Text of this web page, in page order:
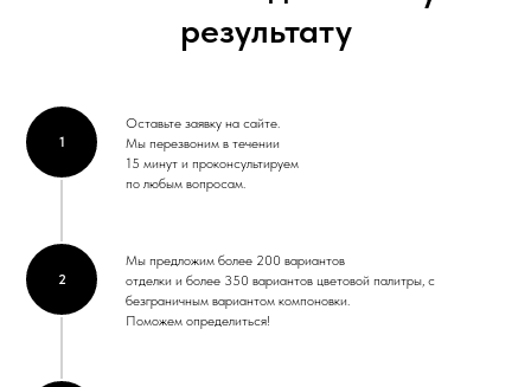
результату
1
Оставьте заявку на сайте.
Мы перезвоним в течении
15 минут и проконсультируем
по любым вопросам.
2
Мы предложим более 200 вариантов
отделки и более 350 вариантов цветовой палитры, с
безграничным вариантом компоновки.
Поможем определиться!